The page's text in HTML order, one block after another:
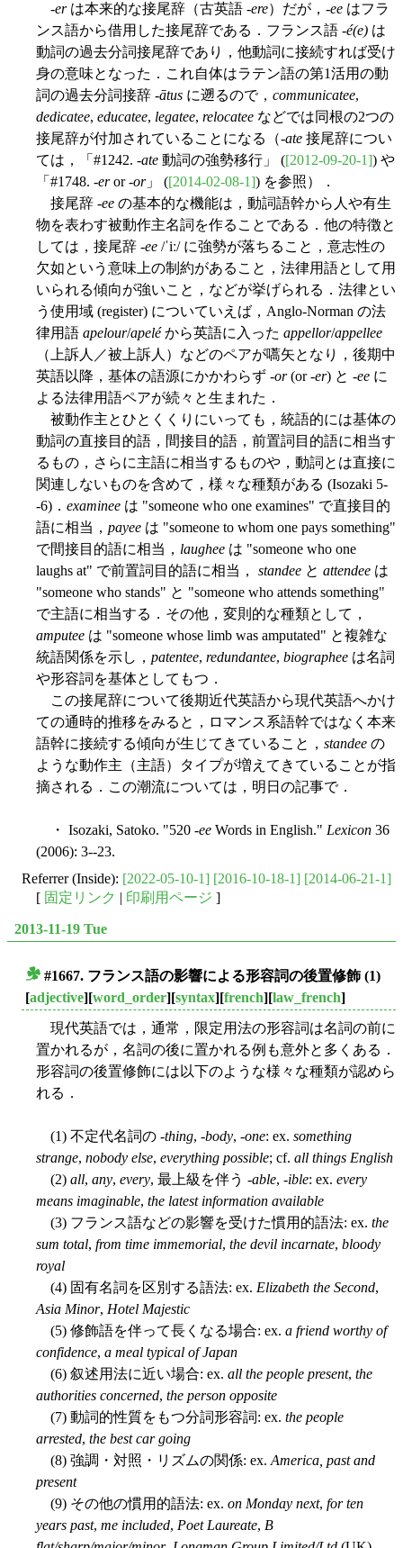
-erは本来的な接尾辞（古英語 -ere）だが，-ee はフラ
ンス語から借用した接尾辞である．フランス語 -é(e) は
動詞の過去分詞接尾辞であり，他動詞に接続すれば受け
身の意味となった．これ自体はラテン語の第1活用の動
詞の過去分詞接辞 -ātus に遡るので， communicatee,
dedicatee, educatee, legatee, relocatee などでは同根の2つの
接尾辞が付加されていることになる（-ate 接尾辞につい
ては，「#1242. -ate 動詞の強勢移行」 ([2012-09-20-1]) や
「#1748. -eror -or」 ([2014-02-08-1]) を参照）．
接尾辞 -ee の基本的な機能は，動詞語幹から人や有生
物を表わす被動作主名詞を作ることである．他の特徴と
しては，接尾辞 -ee /ˈiː/ に強勢が落ちること，意志性の
欠如という意味上の制約があること，法律用語として用
いられる傾向が強いこと，などが挙げられる．法律とい
う使用域 (register) についていえば，Anglo-Norman の法
律用語 apelour/apelé から英語に入った appellor/appellee
（上訴人／被上訴人）などのペアが嚆矢となり，後期中
英語以降，基体の語源にかかわらず -or(or -er) と -ee に
よる法律用語ペアが続々と生まれた．
被動作主とひとくくりにいっても，統語的には基体の
動詞の直接目的語，間接目的語，前置詞目的語に相当す
るもの，さらに主語に相当するものや，動詞とは直接に
関連しないものを含めて，様々な種類がある (Isozaki 5-
-6)． examinee は "someone who one examines" で直接目的
語に相当， payee は "someone to whom one pays something"
で間接目的語に相当， laughee は "someone who one
laughs at" で前置詞目的語に相当， standee と attendee は
"someone who stands" と "someone who attends something"
で主語に相当する．その他，変則的な種類として，
amputee は "someone whose limb was amputated" と複雑な
統語関係を示し， patentee, redundantee, biographee は名詞
や形容詞を基体としてもつ．
この接尾辞について後期近代英語から現代英語へかけ
ての通時的推移をみると，ロマンス系語幹ではなく本来
語幹に接続する傾向が生じてきていること， standee の
ような動作主（主語）タイプが増えてきていることが指
摘される．この潮流については，明日の記事で．
・ Isozaki, Satoko. "520 -ee Words in English." Lexicon 36
(2006): 3--23.
Referrer (Inside): [2022-05-10-1] [2016-10-18-1] [2014-06-21-1]
[ 固定リンク 印刷用ページ ]
2013-11-19 Tue
#1667. フランス語の影響による形容詞の後置修飾 (1)
[adjective][word_order][syntax][french][law_french]
現代英語では，通常，限定用法の形容詞は名詞の前に
置かれるが，名詞の後に置かれる例も意外と多くある．
形容詞の後置修飾には以下のような様々な種類が認めら
れる．
(1) 不定代名詞の -thing, -body, -one: ex. something
strange, nobody else, everything possible; cf. all things English
(2) all, any, every, 最上級を伴う -able, -ible: ex. every
means imaginable, the latest information available
(3) フランス語などの影響を受けた慣用的語法: ex. the
sum total, from time immemorial, the devil incarnate, bloody
royal
(4) 固有名詞を区別する語法: ex. Elizabeth the Second,
Asia Minor, Hotel Majestic
(5) 修飾語を伴って長くなる場合: ex. a friend worthy of
confidence, a meal typical of Japan
(6) 叙述用法に近い場合: ex. all the people present, the
authorities concerned, the person opposite
(7) 動詞的性質をもつ分詞形容詞: ex. the people
arrested, the best car going
(8) 強調・対照・リズムの関係: ex. America, past and
present
(9) その他の慣用的語法: ex. on Monday next, for ten
years past, me included, Poet Laureate, B